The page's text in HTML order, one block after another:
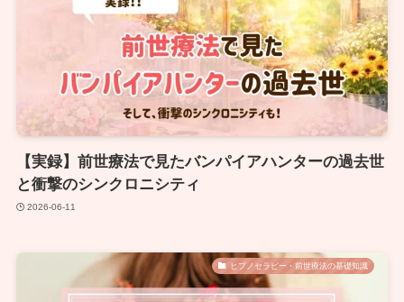
【実録】前世療法で見たバンパイアハンターの過去世
と衝撃のシンクロニシティ
2026-06-11
ヒプノセラピー・前世療法の基礎知識